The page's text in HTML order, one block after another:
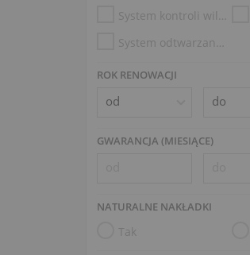
System kontroli wilgotności
System odtwarzania (np. Disklavier, PianoDisc)
ROK RENOWACJI
GWARANCJA (MIESIĄCE)
NATURALNE NAKŁADKI
Tak